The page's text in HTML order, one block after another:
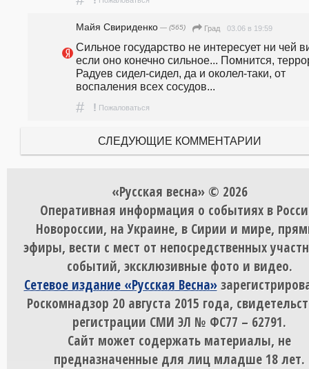
Майя Свириденко — (565) Град 03.06 в 19:59
Сильное государство не интересует ни чей
если оно конечно сильное... Помнится,
Радуев сидел-сидел, да и околел-таки, от
воспаления всех сосудов...
# ! Пожаловаться
СЛЕДУЮЩИЕ КОММЕНТАРИИ
«Русская весна» © 2026
Оперативная информация о событиях в
Новороссии, на Украине, в Сирии и мире,
эфиры, вести с мест от непосредственных
событий, эксклюзивные фото и видео.
Сетевое издание «Русская Весна»
Роскомнадзор 20 августа 2015 года,
регистрации СМИ ЭЛ № ФС77 – 62791.
Сайт может содержать материалы, не
предназначенные для лиц младше 18 лет.